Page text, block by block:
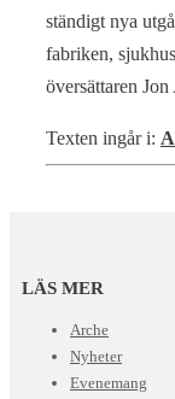
ständigt nya
fabriken,
översättaren
Texten ingår i:
LÄS MER
Arche
Nyheter
Evenemang